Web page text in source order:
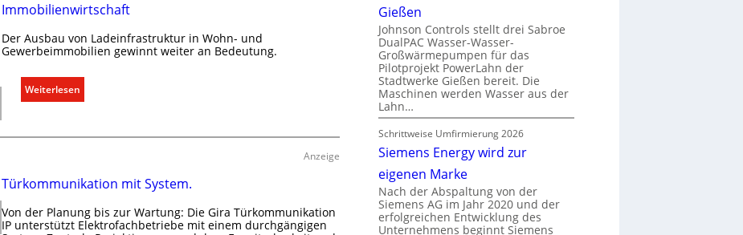
g
e
r
h
e
a
s
i
f
a
l
n
e
Immobilienwirtschaft
Der Ausbau von Ladeinfrastruktur in Wohn- und
Gewerbeimmobilien gewinnt weiter an Bedeutung.
Weiterlesen:
A
s
u
e
Anzeige
Türkommunikation mit System.
Von der Planung bis zur Wartung: Die Gira Türkommunikation
IP unterstützt Elektrofachbetriebe mit einem durchgängigen
Gießen
Johnson Controls stellt drei Sabroe
DualPAC Wasser-Wasser-
Großwärmepumpen für das
Pilotprojekt PowerLahn der
Stadtwerke Gießen bereit. Die
Maschinen werden Wasser aus der
Lahn…
Schrittweise Umfirmierung 2026
Siemens Energy wird zur
eigenen Marke
Nach der Abspaltung von der
Siemens AG im Jahr 2020 und der
erfolgreichen Entwicklung des
Unternehmens beginnt Siemens